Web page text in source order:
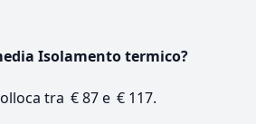
Isolamento termico?
tra € 87 e € 117.